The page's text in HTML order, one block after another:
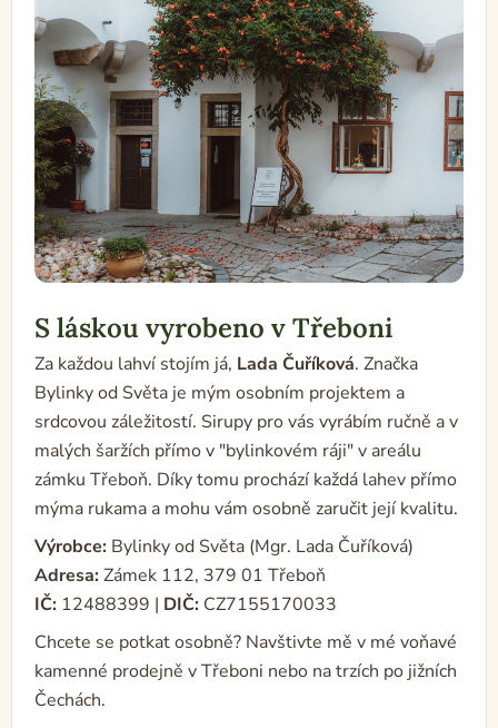
S láskou vyrobeno v Třeboni
Za každou lahví stojím já, Lada Čuříková. Značka
Bylinky od Světa je mým osobním projektem a
srdcovou záležitostí. Sirupy pro vás vyrábím ručně a v
malých šaržích přímo v "bylinkovém ráji" v areálu
zámku Třeboň. Díky tomu prochází každá lahev přímo
mýma rukama a mohu vám osobně zaručit její kvalitu.
Výrobce: Bylinky od Světa (Mgr. Lada Čuříková)
Adresa: Zámek 112, 379 01 Třeboň
IČ: 12488399 | DIČ: CZ7155170033
Chcete se potkat osobně? Navštivte mě v mé voňavé
kamenné prodejně v Třeboni nebo na trzích po jižních
Čechách.